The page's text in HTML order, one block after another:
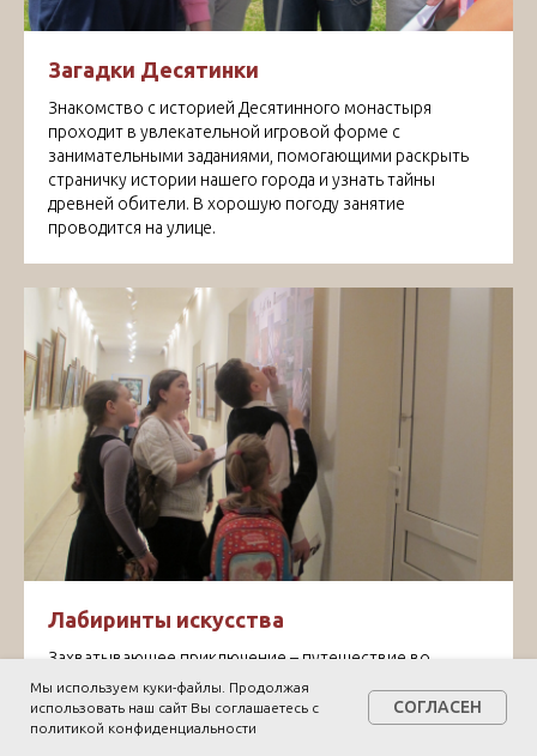
Загадки Десятинки
Знакомство с историей Десятинного монастыря
проходит в увлекательной игровой форме с
занимательными заданиями, помогающими раскрыть
страничку истории нашего города и узнать тайны
древней обители. В хорошую погоду занятие
проводится на улице.
Лабиринты искусства
Захватывающее приключение – путешествие во
времени и пространстве по залам музея поможет
открыть для себя новые грани мира искусства и
проникнуть в закулисье творческого процесса
Мы используем куки-файлы. Продолжая
использовать наш сайт Вы соглашаетесь с
политикой конфиденциальности
СОГЛАСЕН